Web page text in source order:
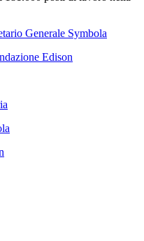
Generale Symbola
Edison